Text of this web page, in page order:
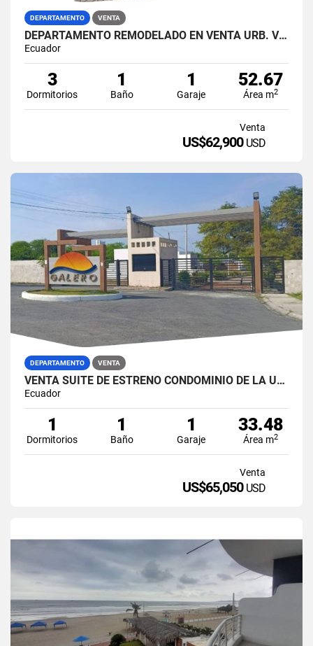
DEPARTAMENTO VENTA
DEPARTAMENTO REMODELADO EN VENTA URB. VILLAS DEL REY ETAPA HARRY
Ecuador
3
Dormitorios
1
Baño
1
Garaje
52.67
Área m2
Venta
US$62,900 USD
DEPARTAMENTO VENTA
VENTA SUITE DE ESTRENO CONDOMINIO DE LA URB GALERO VÍA DATA PLAYAS
Ecuador
1
Dormitorios
1
Baño
1
Garaje
33.48
Área m2
Venta
US$65,050 USD